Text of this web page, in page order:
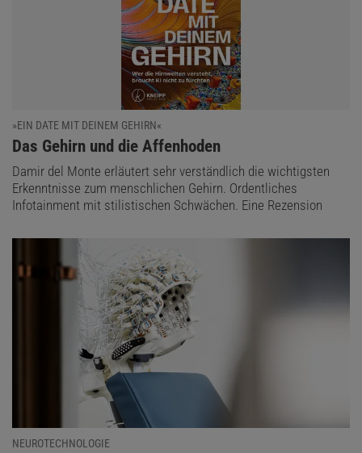
»EIN DATE MIT DEINEM GEHIRN«
:
Das Gehirn und die Affenhoden
Damir del Monte erläutert sehr verständlich die wichtigsten
Erkenntnisse zum menschlichen Gehirn. Ordentliches
Infotainment mit stilistischen Schwächen. Eine Rezension
NEUROTECHNOLOGIE